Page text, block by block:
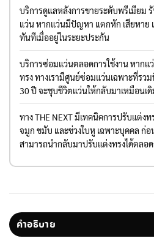
บริการดูแลหลังการขายระดับพรีเมียม
แว่น หากแว่นมีปัญหา แตกหัก เสียหาย
ทันทีเมื่ออยู่ในระยะประกัน
บริการซ่อมแว่นตลอดการใช้งาน หากแ
ทรง ทางเรามีศูนย์ซ่อมแว่นเฉพาะที่รว
30 ปี จะชุบชีวิตแว่นให้กลับมาเหมือนเดิ
ทาง THE NEXT มีเทคนิคการปรับแต่ง
จมูก ขมับ และช่วงใบหู เฉพาะบุคคล ก่
สามารถนำกลับมาปรับแต่งทรงได้ตลอด
คำอธิบาย